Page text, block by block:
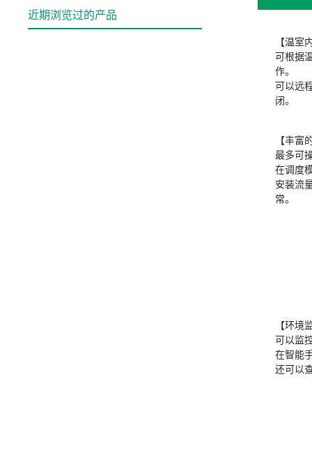
【温室
可根据
作。
可以远
闭。
【丰富
最多可
在调度
安装流
常。
【环境
可以监
在智能
还可以
近期浏览过的产品